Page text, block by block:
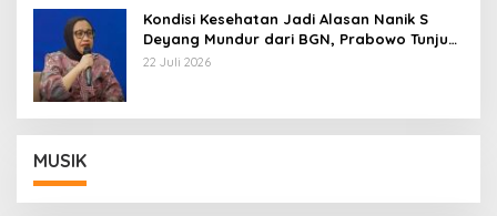
Kondisi Kesehatan Jadi Alasan Nanik S
Deyang Mundur dari BGN, Prabowo Tunjuk
Wamentan Sudaryono
22 Juli 2026
MUSIK